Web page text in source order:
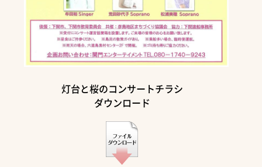
灯台と桜のコンサートチラシ
ダウンロード